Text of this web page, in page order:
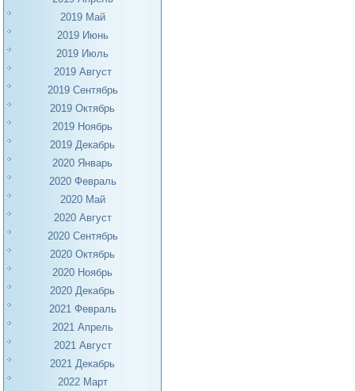
2019 Май
2019 Июнь
2019 Июль
2019 Август
2019 Сентябрь
2019 Октябрь
2019 Ноябрь
2019 Декабрь
2020 Январь
2020 Февраль
2020 Май
2020 Август
2020 Сентябрь
2020 Октябрь
2020 Ноябрь
2020 Декабрь
2021 Февраль
2021 Апрель
2021 Август
2021 Декабрь
2022 Март